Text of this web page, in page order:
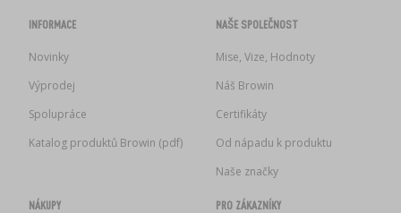
INFORMACE
Novinky
Výprodej
Spolupráce
Katalog produktů Browin (pdf)
NAŠE SPOLEČNOST
Mise, Vize, Hodnoty
Náš Browin
Certifikáty
Od nápadu k produktu
Naše značky
NÁKUPY PRO ZÁKAZNÍKY